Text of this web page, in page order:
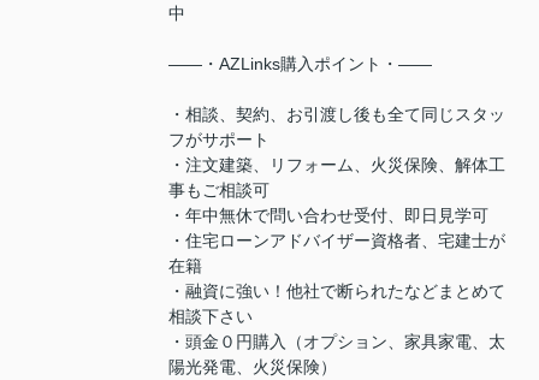
中
――・AZLinks購入ポイント・――
・相談、契約、お引渡し後も全て同じスタッ
フがサポート
・注文建築、リフォーム、火災保険、解体工
事もご相談可
・年中無休で問い合わせ受付、即日見学可
・住宅ローンアドバイザー資格者、宅建士が
在籍
・融資に強い！他社で断られたなどまとめて
相談下さい
・頭金０円購入（オプション、家具家電、太
陽光発電、火災保険）